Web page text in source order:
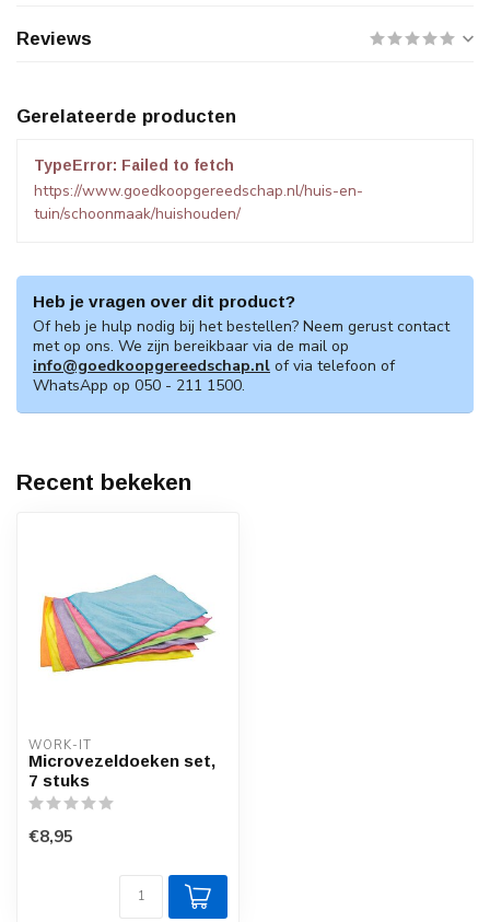
Reviews
Gerelateerde producten
TypeError: Failed to fetch
https://www.goedkoopgereedschap.nl/huis-en-
tuin/schoonmaak/huishouden/
Heb je vragen over dit product?
Of heb je hulp nodig bij het bestellen? Neem gerust contact
met op ons. We zijn bereikbaar via de mail op
info@goedkoopgereedschap.nl of via telefoon of
WhatsApp op 050 - 211 1500.
Recent bekeken
WORK-IT
Microvezeldoeken set,
7 stuks
€8,95